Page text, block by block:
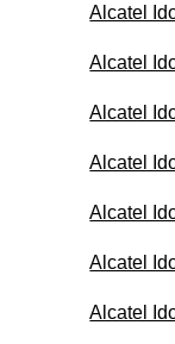
Alcatel
Alcatel
Alcatel
Alcatel
Alcatel
Alcatel
Alcatel